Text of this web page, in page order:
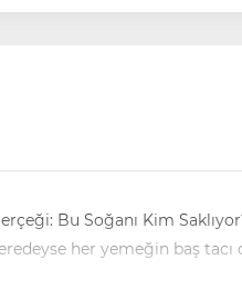
Bu Soğanı Kim
her yemeğin baş tacı